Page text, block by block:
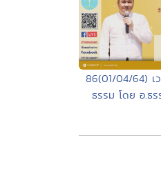
86(01/04/64) เ
ธรรม โดย อ.ธ